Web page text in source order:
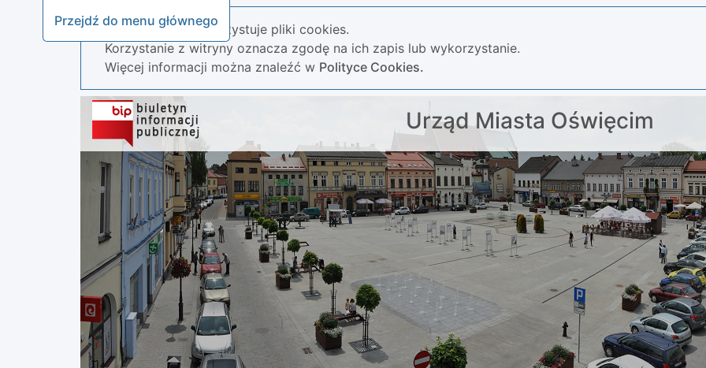
Przejdź do menu głównego
Nasza strona wykorzystuje pliki cookies.
Korzystanie z witryny oznacza zgodę na ich zapis lub wykorzystanie.
Więcej informacji można znaleźć w Polityce Cookies.
Urząd Miasta Oświęcim